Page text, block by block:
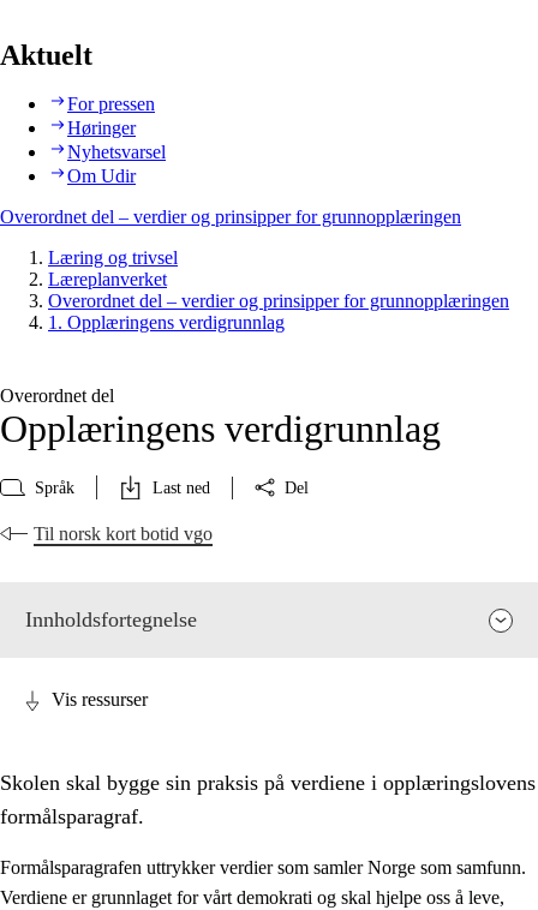
Aktuelt
For pressen
Høringer
Nyhetsvarsel
Om Udir
Overordnet del – verdier og prinsipper for grunnopplæringen
Læring og trivsel
Læreplanverket
Overordnet del – verdier og prinsipper for grunnopplæringen
1. Opplæringens verdigrunnlag
Overordnet del
Opplæringens verdigrunnlag
Språk Last ned Del
Til norsk kort botid vgo
Innholdsfortegnelse
Vis ressurser
Skolen skal bygge sin praksis på verdiene i opplæringslovens
formålsparagraf.
Formålsparagrafen uttrykker verdier som samler Norge som samfunn.
Verdiene er grunnlaget for vårt demokrati og skal hjelpe oss å leve,